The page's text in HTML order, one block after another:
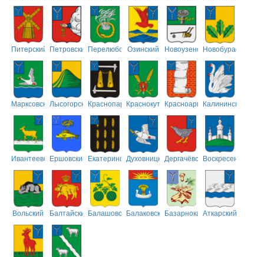
Питерский ПетровскийПерелюбскийОзинский НовоузенскийНовобурасский
МарксовскийЛысогорскийКраснопартизанский
КраснокутскийКрасноармейский
Калининский
ИвантеевскийЕршовский ЕкатериновскийДуховницкийДергачёвскийВоскресенский
Вольский БалтайскийБалашовскийБалаковскийБазарнокарабулакский
Аткарский